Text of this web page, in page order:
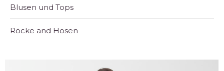
Blusen und Tops
Röcke and Hosen